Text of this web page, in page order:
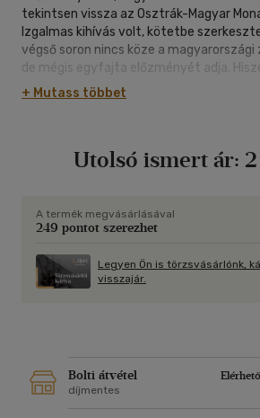
tekintsen vissza az Osztrák-Magyar
Izgalmas kihívás volt, kötetbe
végső soron nincs köze a
de mégis egyfajta előzményét adja.
korából, nem a sikeres asszimilációból, de
annak a kudarcából ered a "végső
+ Mutass többet
Utolsó ismert ár:
A termék megvásárlásával
249 pontot szerezhet
Legyen Ön is törzsvásárlónk,
visszajár.
Bolti átvétel
díjmentes